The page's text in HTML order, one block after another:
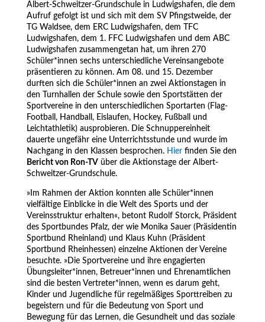
Albert-Schweitzer-Grundschule in Ludwigshafen, die dem
Aufruf gefolgt ist und sich mit dem SV Pfingstweide, der
TG Waldsee, dem ERC Ludwigshafen, dem TFC
Ludwigshafen, dem 1. FFC Ludwigshafen und dem ABC
Ludwigshafen zusammengetan hat, um ihren 270
Schüler*innen sechs unterschiedliche Vereinsangebote
präsentieren zu können. Am 08. und 15. Dezember
durften sich die Schüler*innen an zwei Aktionstagen in
den Turnhallen der Schule sowie den Sportstätten der
Sportvereine in den unterschiedlichen Sportarten (Flag-
Football, Handball, Eislaufen, Hockey, Fußball und
Leichtathletik) ausprobieren. Die Schnuppereinheit
dauerte ungefähr eine Unterrichtsstunde und wurde im
Nachgang in den Klassen besprochen. Hierfinden Sie den
Bericht von Ron-TV über die Aktionstage der Albert-
Schweitzer-Grundschule.
»Im Rahmen der Aktion konnten alle Schüler*innen
vielfältige Einblicke in die Welt des Sports und der
Vereinsstruktur erhalten«, betont Rudolf Storck, Präsident
des Sportbundes Pfalz, der wie Monika Sauer (Präsidentin
Sportbund Rheinland) und Klaus Kuhn (Präsident
Sportbund Rheinhessen) einzelne Aktionen der Vereine
besuchte. »Die Sportvereine und ihre engagierten
Übungsleiter*innen, Betreuer*innen und Ehrenamtlichen
sind die besten Vertreter*innen, wenn es darum geht,
Kinder und Jugendliche für regelmäßiges Sporttreiben zu
begeistern und für die Bedeutung von Sport und
Bewegung für das Lernen, die Gesundheit und das soziale